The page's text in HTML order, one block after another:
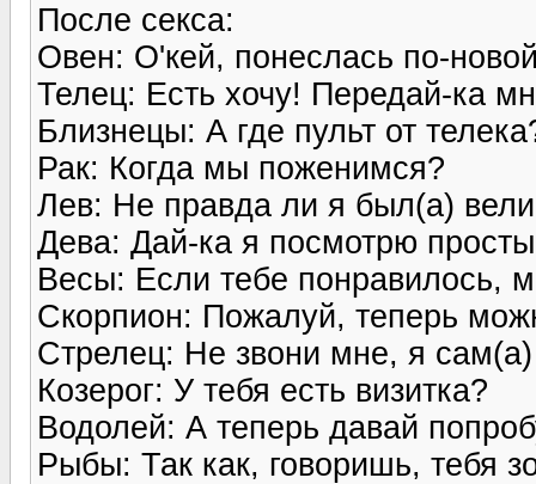
После секса:
Овен: О'кей, понеслась по-
Телец: Есть хочу! Передай-ка
Близнецы: А где пульт от
Рак: Когда мы поженимся?
Лев: Не правда ли я был(а)
Дева: Дай-ка я посмотрю
Весы: Если тебе понравилось,
Скорпион: Пожалуй, теперь
Стрелец: Не звони мне, я
Козерог: У тебя есть визитка?
Водолей: А теперь давай
Рыбы: Так как, говоришь, тебя